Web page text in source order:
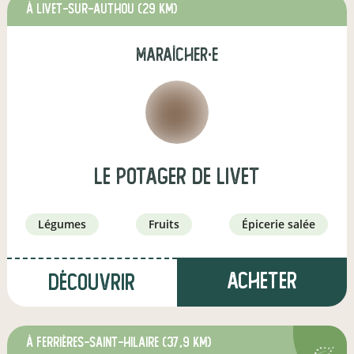
à Livet-sur-Authou (29 km)
maraîcher·e
Le Potager de Livet
légumes fruits épicerie salée
Découvrir Acheter
à Ferrières-Saint-Hilaire (37,9 km)